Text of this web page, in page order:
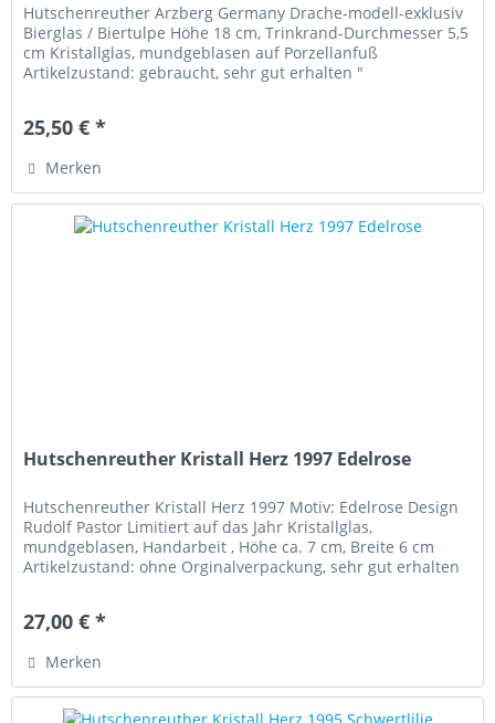
Hutschenreuther Arzberg Germany Drache-modell-exklusiv
Bierglas / Biertulpe Höhe 18 cm, Trinkrand-Durchmesser 5,5
cm Kristallglas, mundgeblasen auf Porzellanfuß
Artikelzustand: gebraucht, sehr gut erhalten "
25,50 € *
Merken
Hutschenreuther Kristall Herz 1997 Edelrose
Hutschenreuther Kristall Herz 1997 Motiv: Edelrose Design
Rudolf Pastor Limitiert auf das Jahr Kristallglas,
mundgeblasen, Handarbeit , Höhe ca. 7 cm, Breite 6 cm
Artikelzustand: ohne Orginalverpackung, sehr gut erhalten
27,00 € *
Merken